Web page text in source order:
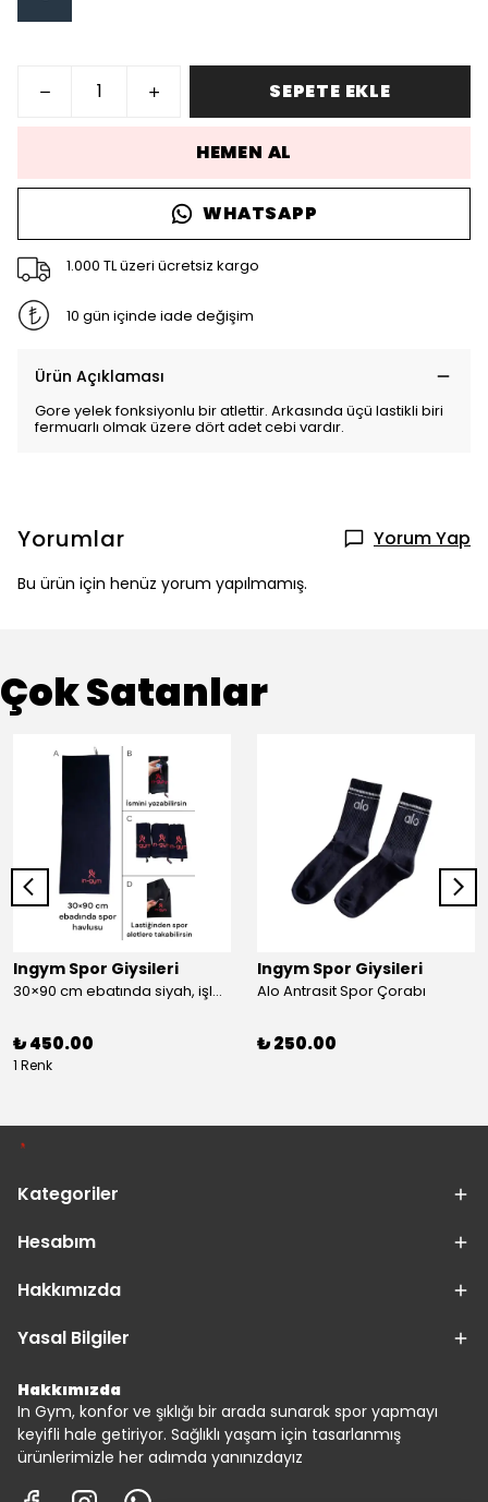
SEPETE EKLE
HEMEN AL
WHATSAPP
1.000 TL üzeri ücretsiz kargo
10 gün içinde iade değişim
Ürün Açıklaması
Gore yelek fonksiyonlu bir atlettir. Arkasında üçü lastikli biri
fermuarlı olmak üzere dört adet cebi vardır.
Yorumlar Yorum Yap
Bu ürün için henüz yorum yapılmamış.
Çok Satanlar
Ingym Spor Giysileri
30×90 cm ebatında siyah, işlemeli spor havlusu
₺ 450.00
1 Renk
Ingym Spor Giysileri
Alo Antrasit Spor Çorabı
₺ 250.00
Kategoriler
Hesabım
Hakkımızda
Yasal Bilgiler
Hakkımızda
In Gym, konfor ve şıklığı bir arada sunarak spor yapmayı
keyifli hale getiriyor. Sağlıklı yaşam için tasarlanmış
ürünlerimizle her adımda yanınızdayız